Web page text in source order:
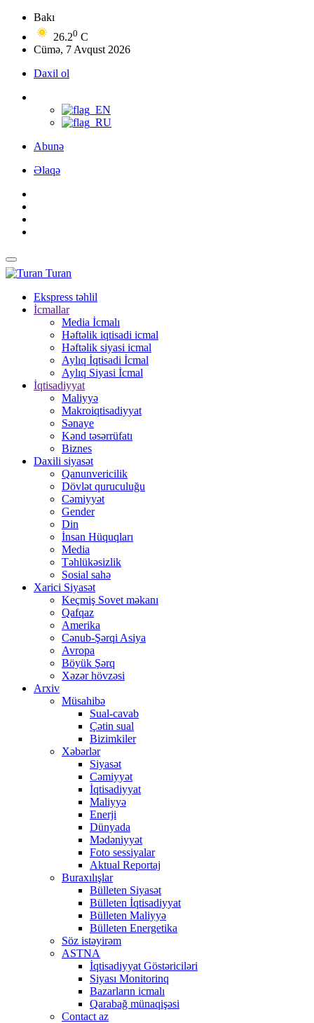
Bakı
26.20 C
Cümə, 7 Avqust 2026
Daxil ol
Abunə
Əlaqə
Turan
Ekspress təhlil
İcmallar
Media İcmalı
Həftəlik iqtisadi icmal
Həftəlik siyasi icmal
Aylıq İqtisadi İcmal
Aylıq Siyasi İcmal
İqtisadiyyat
Maliyyə
Makroiqtisadiyyat
Sənaye
Kənd təsərrüfatı
Biznes
Daxili siyasət
Qanunvericilik
Dövlət quruculuğu
Cəmiyyət
Gender
Din
İnsan Hüquqları
Media
Təhlükəsizlik
Sosial sahə
Xarici Siyasət
Keçmiş Sovet məkanı
Qafqaz
Amerika
Cənub-Şərqi Asiya
Avropa
Böyük Şərq
Xəzər hövzəsi
Arxiv
Müsahibə
Sual-cavab
Çətin sual
Bizimkiler
Xəbərlər
Siyasət
Cəmiyyət
İqtisadiyyat
Maliyyə
Enerji
Dünyada
Mədəniyyət
Foto sessiyalar
Aktual Reportaj
Buraxılışlar
Bülleten Siyasət
Bülleten İqtisadiyyat
Bülleten Maliyyə
Bülleten Energetika
Söz istəyirəm
ASTNA
İqtisadiyyat Göstəriciləri
Siyası Monitorinq
Bazarların icmalı
Qarabağ münaqişəsi
Contact az